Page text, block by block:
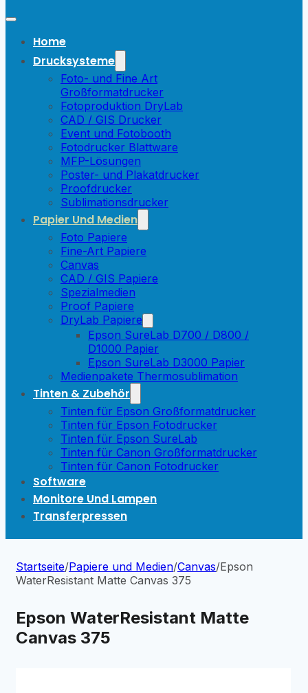
Home
Drucksysteme
Foto- und Fine Art
Großformatdrucker
Fotoproduktion DryLab
CAD / GIS Drucker
Event und Fotobooth
Fotodrucker Blattware
MFP-Lösungen
Poster- und Plakatdrucker
Proofdrucker
Sublimationsdrucker
Papier Und Medien
Foto Papiere
Fine-Art Papiere
Canvas
CAD / GIS Papiere
Spezialmedien
Proof Papiere
DryLab Papiere
Epson SureLab D700 / D800 /
D1000 Papier
Epson SureLab D3000 Papier
Medienpakete Thermosublimation
Tinten & Zubehör
Tinten für Epson Großformatdrucker
Tinten für Epson Fotodrucker
Tinten für Epson SureLab
Tinten für Canon Großformatdrucker
Tinten für Canon Fotodrucker
Software
Monitore Und Lampen
Transferpressen
Startseite/Papiere und Medien/Canvas/Epson
WaterResistant Matte Canvas 375
Epson WaterResistant Matte
Canvas 375